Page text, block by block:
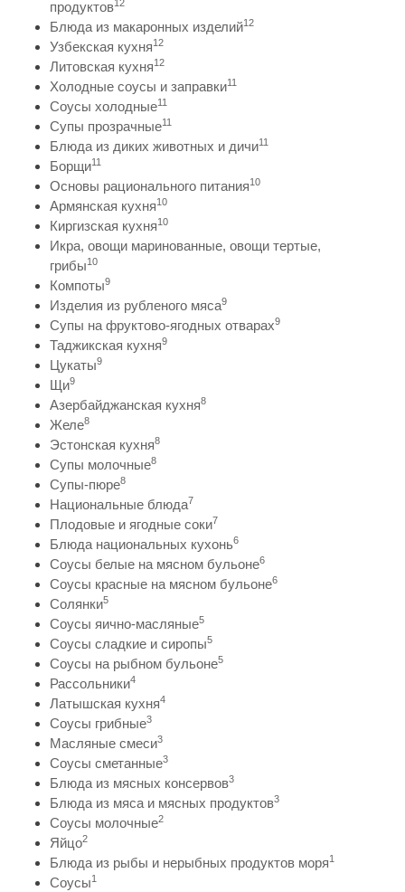
продуктов12
Блюда из макаронных изделий12
Узбекская кухня12
Литовская кухня12
Холодные соусы и заправки11
Соусы холодные11
Супы прозрачные11
Блюда из диких животных и дичи11
Борщи11
Основы рационального питания10
Армянская кухня10
Киргизская кухня10
Икра, овощи маринованные, овощи тертые,
грибы10
Компоты9
Изделия из рубленого мяса9
Супы на фруктово-ягодных отварах9
Таджикская кухня9
Цукаты9
Щи9
Азербайджанская кухня8
Желе8
Эстонская кухня8
Супы молочные8
Супы-пюре8
Национальные блюда7
Плодовые и ягодные соки7
Блюда национальных кухонь6
Соусы белые на мясном бульоне6
Соусы красные на мясном бульоне6
Солянки5
Соусы яично-масляные5
Соусы сладкие и сиропы5
Соусы на рыбном бульоне5
Рассольники4
Латышская кухня4
Соусы грибные3
Масляные смеси3
Соусы сметанные3
Блюда из мясных консервов3
Блюда из мяса и мясных продуктов3
Соусы молочные2
Яйцо2
Блюда из рыбы и нерыбных продуктов моря1
Соусы1